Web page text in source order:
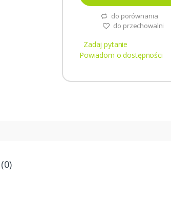
do porównania
do przechowalni
Zadaj pytanie
Powiadom o dostępności